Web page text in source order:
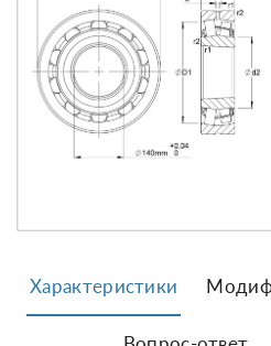
Характеристики